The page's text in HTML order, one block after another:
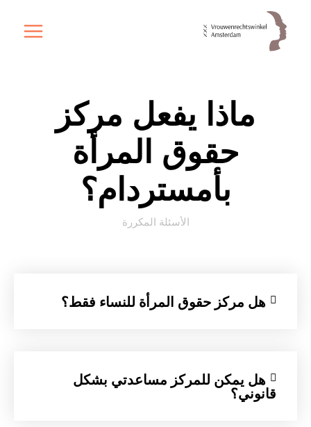
المحتوى
ماذا يفعل مركز
حقوق المرأة
بأمستردام؟
الأسئلة المكررة
هل مركز حقوق المرأة للنساء فقط؟
هل يمكن للمركز مساعدتي بشكل
قانوني؟